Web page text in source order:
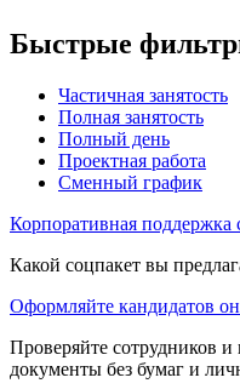
Быстрые
Частичная занятость
Полная занятость
Полный день
Проектная работа
Сменный график
Корпоративная поддержка
Какой соцпакет вы
Оформляйте кандидатов
Проверяйте сотрудников
документы без бумаг и